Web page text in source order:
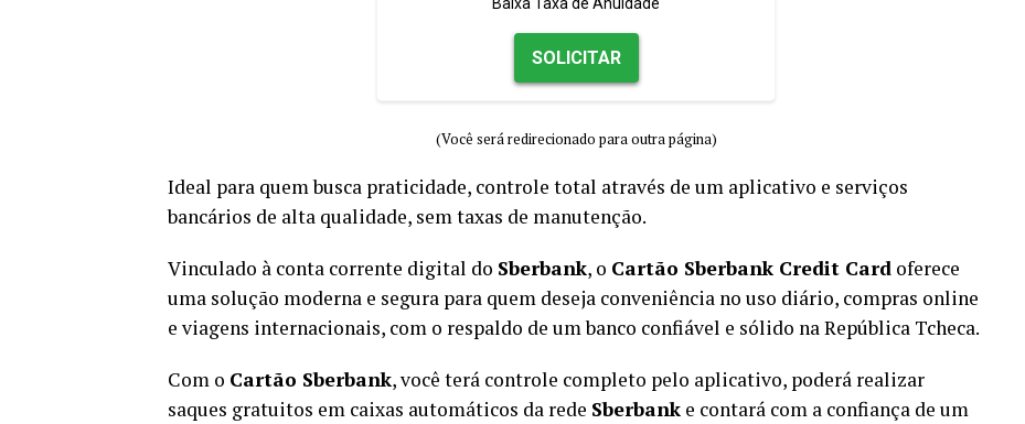
SOLICITAR
(Você será redirecionado para outra página)
Ideal para quem busca praticidade, controle total através de um aplicativo e serviços
bancários de alta qualidade, sem taxas de manutenção.
Vinculado à conta corrente digital do Sberbank, o Cartão Sberbank Credit Card oferece
uma solução moderna e segura para quem deseja conveniência no uso diário, compras online
e viagens internacionais, com o respaldo de um banco confiável e sólido na República Tcheca.
Com o Cartão Sberbank, você terá controle completo pelo aplicativo, poderá realizar
saques gratuitos em caixas automáticos da rede Sberbank e contará com a confiança de um